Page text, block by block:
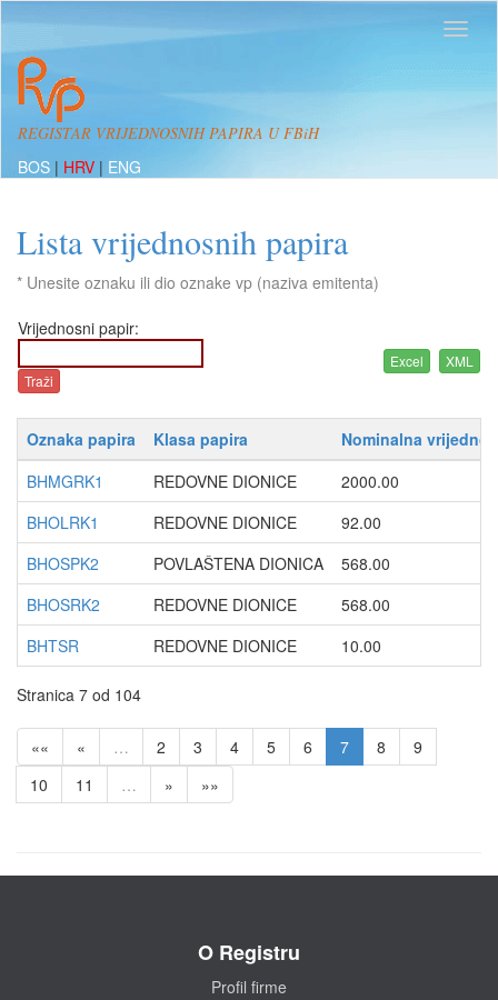
REGISTAR VRIJEDNOSNIH PAPIRA U FBiH
BOS | HRV | ENG
Lista vrijednosnih papira
* Unesite oznaku ili dio oznake vp (naziva emitenta)
Vrijednosni papir:
Oznaka papira Klasa papira
Nominalna
BHMGRK1
REDOVNE DIONICE
2000.00
BHOLRK1
REDOVNE DIONICE
92.00
BHOSPK2
POVLAŠTENA DIONICA
568.00
BHOSRK2
REDOVNE DIONICE
568.00
BHTSR
REDOVNE DIONICE 10.00
Stranica 7 od 104
«« « … 2 3 4 5 6 7 8
9
10
11 … » »»
O Registru
Profil firme